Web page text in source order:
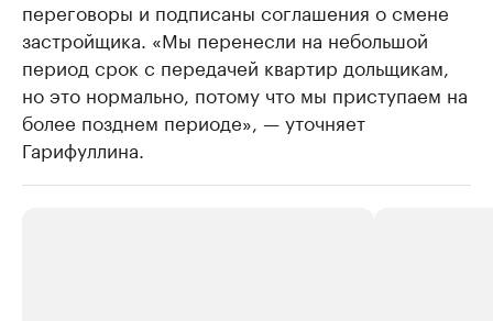
переговоры и подписаны соглашения о смене
застройщика. «Мы перенесли на небольшой
период срок с передачей квартир дольщикам,
но это нормально, потому что мы приступаем на
более позднем периоде», — уточняет
Гарифуллина.